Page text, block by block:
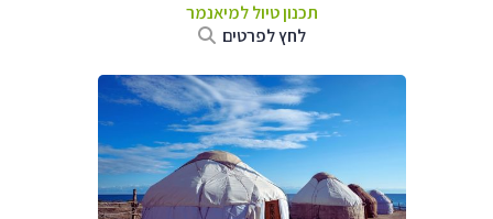
תכנון טיוללמיאנמר
לחץ לפרטים